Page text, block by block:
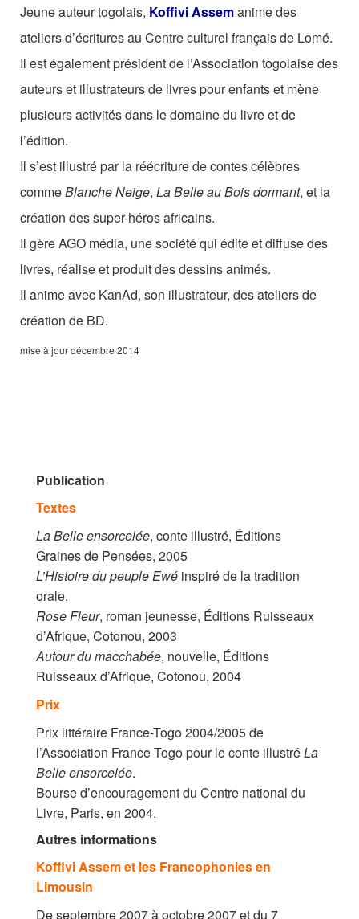
Les Zébrures d’automne
Les Zébrures du printemps
Maison des auteurs·rices
Archives numériques
Équipe
le Pole Francophone à Limoges
Missions
Jeune auteur togolais, Koffivi Assemanime des
ateliers d’écritures au Centre culturel français de Lomé.
Il est également président de l’Association togolaise des
auteurs et illustrateurs de livres pour enfants et mène
plusieurs activités dans le domaine du livre et de
l’édition.
Il s’est illustré par la réécriture de contes célèbres
commeBlanche Neige, La Belle au Bois dormant, et la
création des super-héros africains.
Il gère AGO média, une société qui édite et diffuse des
livres, réalise et produit des dessins animés.
Il anime avec KanAd, son illustrateur, des ateliers de
création de BD.
mise à jour décembre 2014
Publication
Textes
La Belle ensorcelée, conte illustré, Éditions
Graines de Pensées, 2005
L’Histoire du peuple Ewé inspiré de la tradition
orale.
Rose Fleur, roman jeunesse, Éditions Ruisseaux
d’Afrique, Cotonou, 2003
Autour du macchabée, nouvelle, Éditions
Ruisseaux d’Afrique, Cotonou, 2004
Prix
Prix littéraire France-Togo 2004/2005 de
l’Association France Togo pour le conte illustréLa
Belle ensorcelée.
Bourse d’encouragement du Centre national du
Livre, Paris, en 2004.
Autres informations
Koffivi Assem et les Francophonies en
Limousin
De septembre 2007 à octobre 2007 et du 7